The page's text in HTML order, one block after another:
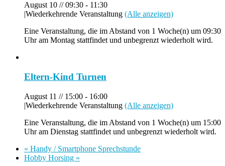
August 10 // 09:30 - 11:30
|Wiederkehrende Veranstaltung (Alle anzeigen)
Eine Veranstaltung, die im Abstand von 1 Woche(n) um 09:30
Uhr am Montag stattfindet und unbegrenzt wiederholt wird.
Eltern-Kind Turnen
August 11 // 15:00 - 16:00
|Wiederkehrende Veranstaltung (Alle anzeigen)
Eine Veranstaltung, die im Abstand von 1 Woche(n) um 15:00
Uhr am Dienstag stattfindet und unbegrenzt wiederholt wird.
« Handy / Smartphone Sprechstunde
Hobby Horsing »